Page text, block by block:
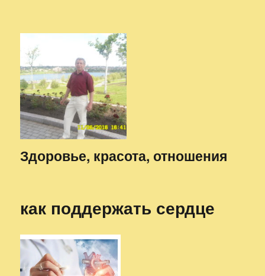
Здоровье, красота, отношения
как поддержать сердце